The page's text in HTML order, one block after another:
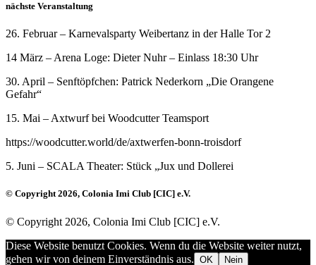
nächste Veranstaltung
26. Februar – Karnevalsparty Weibertanz in der Halle Tor 2
14 März – Arena Loge: Dieter Nuhr – Einlass 18:30 Uhr
30. April – Senftöpfchen: Patrick Nederkorn „Die Orangene
Gefahr“
15. Mai – Axtwurf bei Woodcutter Teamsport
https://woodcutter.world/de/axtwerfen-bonn-troisdorf
5. Juni – SCALA Theater: Stück „Jux und Dollerei
© Copyright 2026, Colonia Imi Club [CIC] e.V.
© Copyright 2026, Colonia Imi Club [CIC] e.V.
Diese Website benutzt Cookies. Wenn du die Website weiter nutzt,
gehen wir von deinem Einverständnis aus. OK Nein